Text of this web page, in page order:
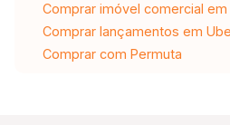
Comprar imóvel comercial em
Comprar lançamentos em
Comprar com Permuta